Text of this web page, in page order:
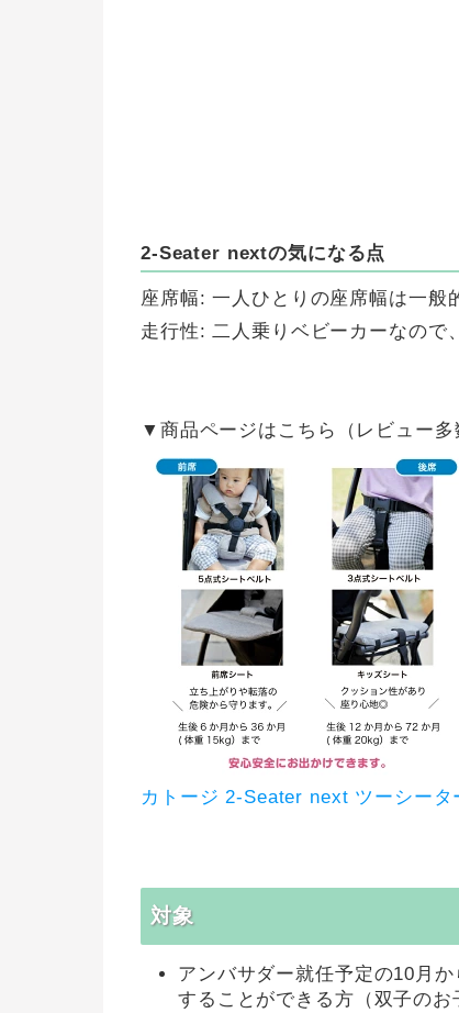
2-Seater nextの気になる点
座席幅: 一人ひとりの座席幅は一般
走行性: 二人乗りベビーカーなので
▼商品ページはこちら（レビュー多
カトージ 2-Seater next ツーシー
対象
アンバサダー就任予定の10月
することができる方（双子のお